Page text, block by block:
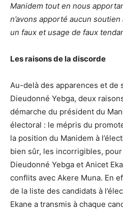
Manidem tout en nous
n’avons apporté aucun
un faux et usage de faux
Les raisons de la discorde
Au-delà des apparences et de
Dieudonné Yebga, deux
démarche du président du
électoral : le mépris du
la position du Manidem à
bien sûr, les incorrigibles,
Dieudonné Yebga et Anicet
conflits avec Akere Muna. En
de la liste des candidats à
Ekane a transmis à chaque